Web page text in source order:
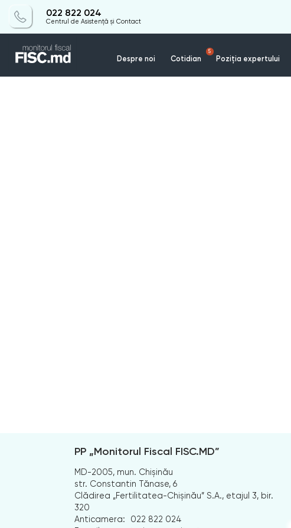
022 822 024
Centrul de Asistență și Contact
Despre noi Cotidian
5
Poziția expertului
PP „Monitorul Fiscal FISC.MD”
MD-2005, mun. Chișinău
str. Constantin Tănase, 6
Clădirea „Fertilitatea-Chișinău” S.A., etajul 3, bir.
320
Anticamera:
022 822 024